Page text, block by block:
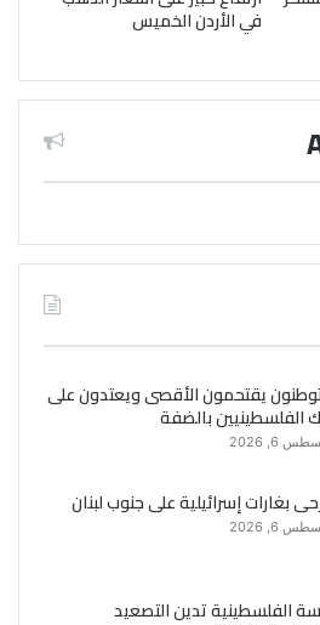
في الأردن الخميس
يقتحمون الأقصى ويعتدون على
الفلسطينيين بالضفة
6, 2026
6, 2026
الفلسطينية تدين التصعيد